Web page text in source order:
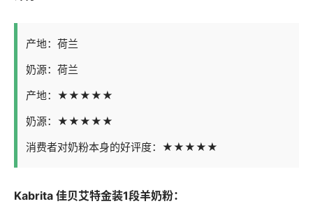
产地：荷兰
奶源：荷兰
产地：★★★★★
奶源：★★★★★
消费者对奶粉本身的好评度：★★★★★
Kabrita 佳贝艾特金装1段羊奶粉：